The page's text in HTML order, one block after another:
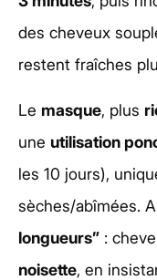
des cheveux
restent fraîches
Le masque, plus
une utilisation
les 10 jours),
sèches/abîmées.
longueurs” :
noisette, en